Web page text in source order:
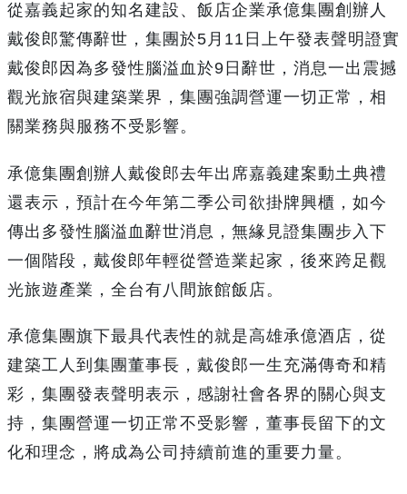
從嘉義起家的知名建設、飯店企業承億集團創辦人
戴俊郎驚傳辭世，集團於5月11日上午發表聲明證實
戴俊郎因為多發性腦溢血於9日辭世，消息一出震撼
觀光旅宿與建築業界，集團強調營運一切正常，相
關業務與服務不受影響。
承億集團創辦人戴俊郎去年出席嘉義建案動土典禮
還表示，預計在今年第二季公司欲掛牌興櫃，如今
傳出多發性腦溢血辭世消息，無緣見證集團步入下
一個階段，戴俊郎年輕從營造業起家，後來跨足觀
光旅遊產業，全台有八間旅館飯店。
承億集團旗下最具代表性的就是高雄承億酒店，從
建築工人到集團董事長，戴俊郎一生充滿傳奇和精
彩，集團發表聲明表示，感謝社會各界的關心與支
持，集團營運一切正常不受影響，董事長留下的文
化和理念，將成為公司持續前進的重要力量。